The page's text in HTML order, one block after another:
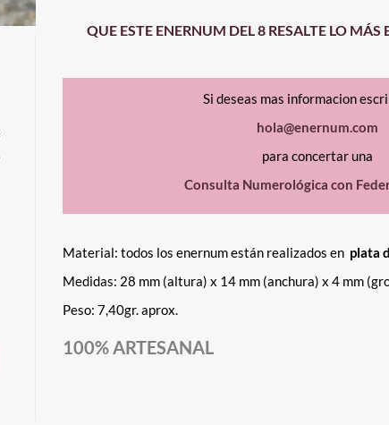
QUE ESTE ENERNUM DEL 8 RESALTE LO MÁS
Si deseas mas informacion
hola@enernum.com
para concertar una
Consulta Numerológica con
Material: todos los enernum están realizados en plata
Medidas: 28 mm (altura) x 14 mm (anchura) x 4 mm
Peso: 7,40gr. aprox.
100% ARTESANAL